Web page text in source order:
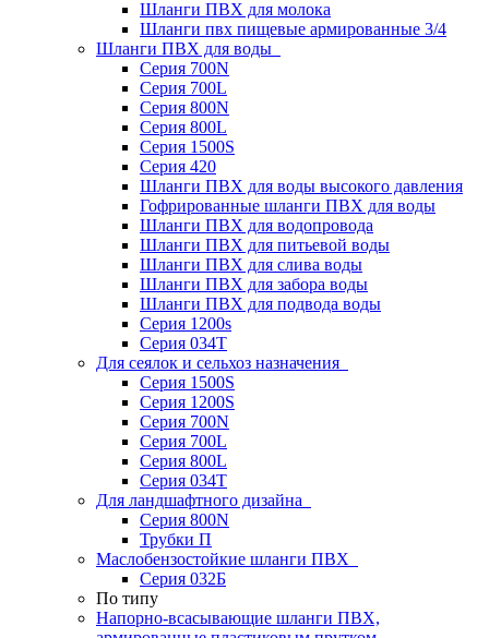
Шланги ПВХ для молока
Шланги пвх пищевые армированные 3/4
Шланги ПВХ для воды
Серия 700N
Серия 700L
Серия 800N
Серия 800L
Серия 1500S
Серия 420
Шланги ПВХ для воды высокого давления
Гофрированные шланги ПВХ для воды
Шланги ПВХ для водопровода
Шланги ПВХ для питьевой воды
Шланги ПВХ для слива воды
Шланги ПВХ для забора воды
Шланги ПВХ для подвода воды
Серия 1200s
Серия 034Т
Для сеялок и сельхоз назначения
Серия 1500S
Серия 1200S
Серия 700N
Серия 700L
Серия 800L
Серия 034T
Для ландшафтного дизайна
Серия 800N
Трубки П
Маслобензостойкие шланги ПВХ
Серия 032Б
По типу
Напорно-всасывающие шланги ПВХ,